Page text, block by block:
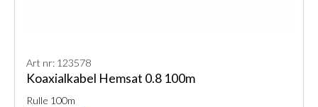
Art nr: 123578
Koaxialkabel Hemsat 0.8 100m
Rulle 100m